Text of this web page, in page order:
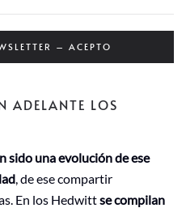
– ACEPTO
ADELANTE LOS
sido una evolución de ese
, de ese compartir
En los Hedwittse compilan